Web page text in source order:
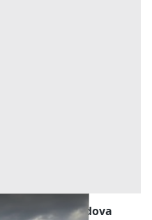
all'asta a Padova